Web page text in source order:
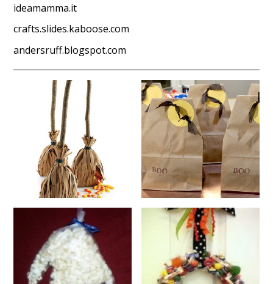
ideamamma.it
crafts.slides.kaboose.com
andersruff.blogspot.com